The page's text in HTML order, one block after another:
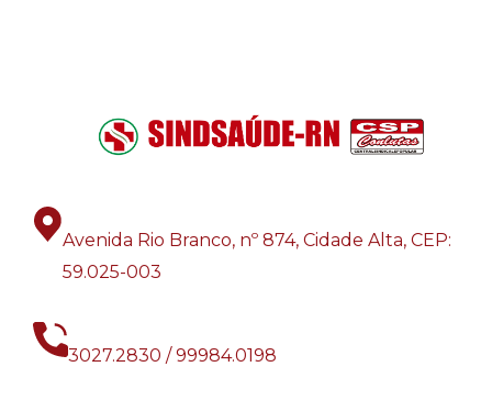
Avenida Rio Branco, nº 874, Cidade Alta, CEP:
59.025-003
3027.2830 / 99984.0198